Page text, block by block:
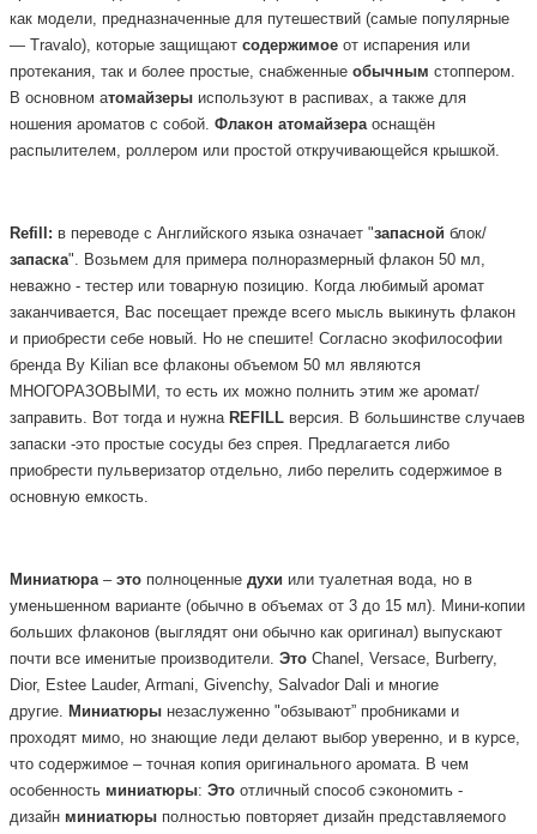
как модели, предназначенные для путешествий (самые популярные
— Travalo), которые защищают содержимое от испарения или
протекания, так и более простые, снабженные обычным стоппером.
В основном атомайзеры используют в распивах, а также для
ношения ароматов с собой. Флакон атомайзераоснащён
распылителем, роллером или простой откручивающейся крышкой.
Refill: в переводе с Английского языка означает "запасной блок/
запаска". Возьмем для примера полноразмерный флакон 50 мл,
неважно - тестер или товарную позицию. Когда любимый аромат
заканчивается, Вас посещает прежде всего мысль выкинуть флакон
и приобрести себе новый. Но не спешите! Согласно экофилософии
бренда By Kilian все флаконы объемом 50 мл являются
МНОГОРАЗОВЫМИ, то есть их можно полнить этим же аромат/
заправить. Вот тогда и нужна REFILL версия. В большинстве случаев
запаски -это простые сосуды без спрея. Предлагается либо
приобрести пульверизатор отдельно, либо перелить содержимое в
основную емкость.
Миниатюра – это полноценные духи или туалетная вода, но в
уменьшенном варианте (обычно в объемах от 3 до 15 мл). Мини-копии
больших флаконов (выглядят они обычно как оригинал) выпускают
почти все именитые производители. Это Chanel, Versace, Burberry,
Dior, Estee Lauder, Armani, Givenchy, Salvador Dali и многие
другие. Миниатюры незаслуженно "обзывают” пробниками и
проходят мимо, но знающие леди делают выбор уверенно, и в курсе,
что содержимое – точная копия оригинального аромата. В чем
особенность миниатюры: Это отличный способ сэкономить -
дизайн миниатюры полностью повторяет дизайн представляемого